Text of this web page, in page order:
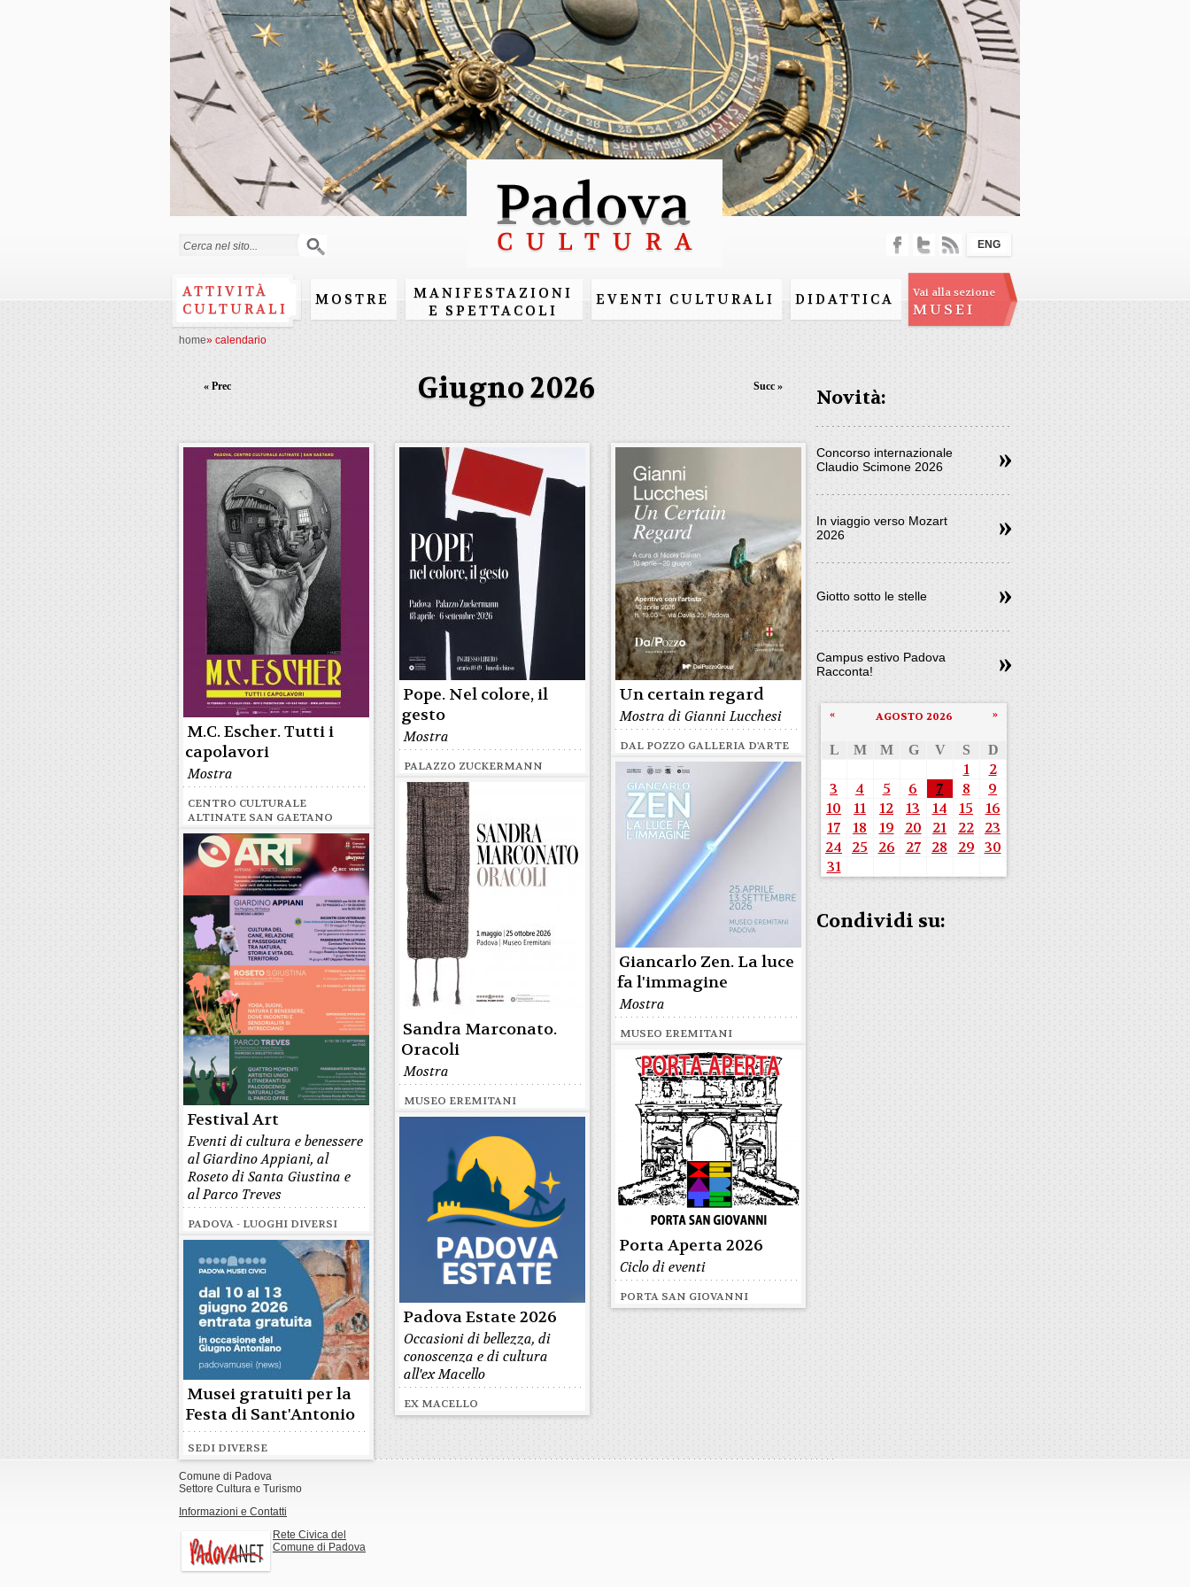
Salta al
contenuto
principale
Form di ricerca
ATTIVITÀ
CULTURALI
MOSTRE
MANIFESTAZIONI
E SPETTACOLI
EVENTI CULTURALI DIDATTICA Vai alla sezione
MUSEI
ENG
home» calendario
Giugno 2026
« Prec Succ »
M.C. Escher. Tutti i
capolavori
Mostra
CENTRO CULTURALE
ALTINATE SAN GAETANO
Pope. Nel colore, il
gesto
Mostra
PALAZZO ZUCKERMANN
Un certain regard
Mostra di Gianni Lucchesi
DAL POZZO GALLERIA D'ARTE
Giancarlo Zen. La luce
fa l'immagine
Mostra
MUSEO EREMITANI
Sandra Marconato.
Oracoli
Mostra
MUSEO EREMITANI
Festival Art
Eventi di cultura e benessere
al Giardino Appiani, al
Roseto di Santa Giustina e
al Parco Treves
PADOVA - LUOGHI DIVERSI
Porta Aperta 2026
Ciclo di eventi
PORTA SAN GIOVANNI
Padova Estate 2026
Occasioni di bellezza, di
conoscenza e di cultura
all'ex Macello
EX MACELLO
Musei gratuiti per la
Festa di Sant'Antonio
SEDI DIVERSE
Novità:
Concorso internazionale
Claudio Scimone 2026
In viaggio verso Mozart
2026
Giotto sotto le stelle
Campus estivo Padova
Racconta!
AGOSTO 2026
« »
L M M G V S D
1
2
3
4 5 6 7 8
9
10
11 12 13 14 15
16
17
18 19 20 21 22
23
24
25 26 27 28 29 30
31
Condividi su:
Comune di Padova
Settore Cultura e Turismo
Informazioni e Contatti
Rete Civica del
Comune di Padova